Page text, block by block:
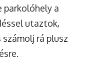
parkolóhely a
utaztok,
rá plusz